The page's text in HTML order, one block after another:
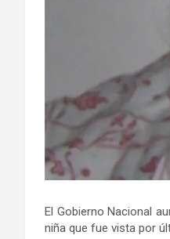
El Gobierno Nacional
niña que fue vista por